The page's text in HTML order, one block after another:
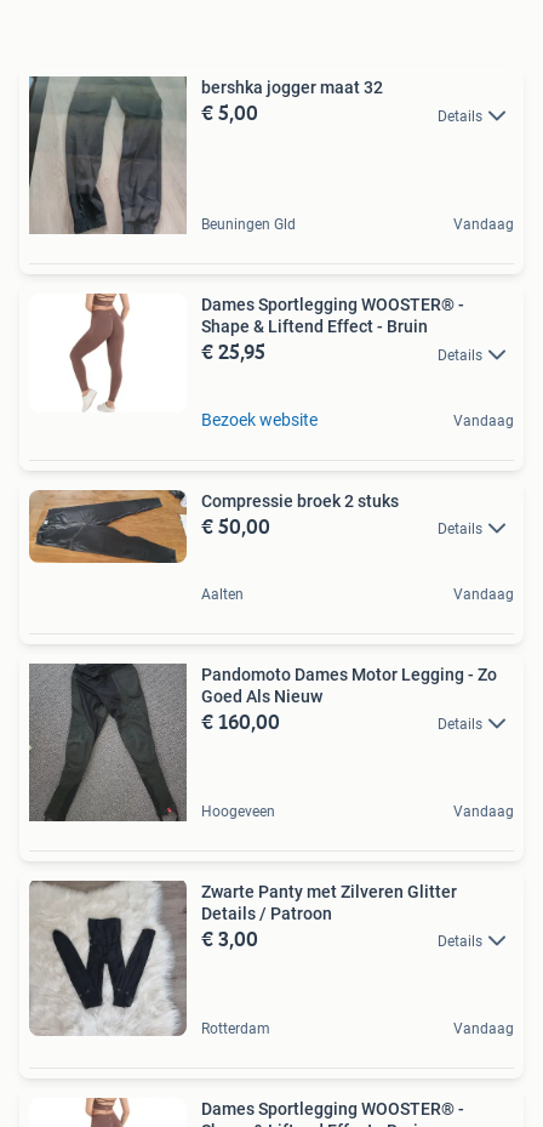
bershka jogger maat 32
€ 5,00 Details
Beuningen Gld Vandaag
Dames Sportlegging WOOSTER® -
Shape & Liftend Effect - Bruin
€ 25,95 Details
Bezoek website Vandaag
Compressie broek 2 stuks
€ 50,00 Details
Aalten Vandaag
Pandomoto Dames Motor Legging - Zo
Goed Als Nieuw
€ 160,00 Details
Hoogeveen Vandaag
Zwarte Panty met Zilveren Glitter
Details / Patroon
€ 3,00 Details
Rotterdam Vandaag
Dames Sportlegging WOOSTER® -